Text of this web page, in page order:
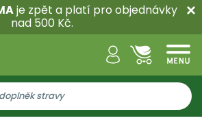
je zpět a platí pro objednávky
nad 500 Kč.